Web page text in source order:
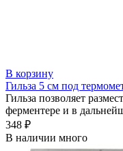
В корзину
Гильза 5 см под
Гильза позволяет
ферментере и в
348 ₽
В наличии много